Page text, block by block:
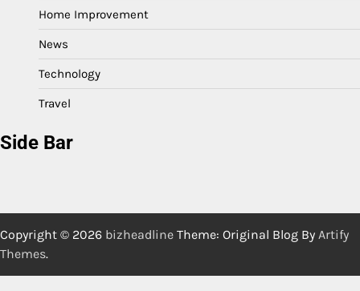
Home Improvement
News
Technology
Travel
Side Bar
Copyright © 2026 bizheadline Theme: Original Blog By Artify
Themes.